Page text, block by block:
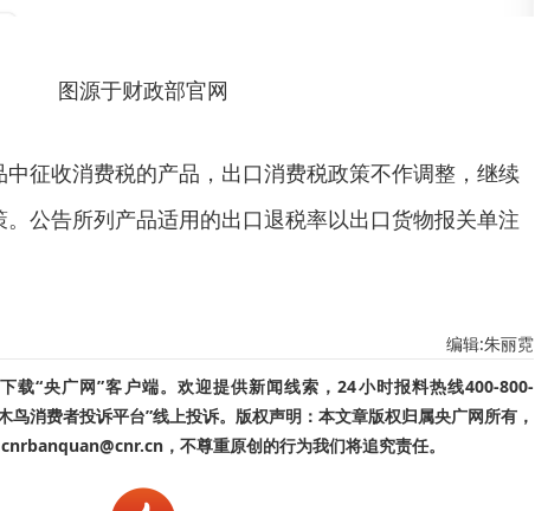
图源于财政部官网
征收消费税的产品，出口消费税政策不作调整，继续
公告所列产品适用的出口退税率以出口货物报关单注
编辑:朱丽霓
载“央广网”客户端。欢迎提供新闻线索，24小时报料热线400-800-
鸟消费者投诉平台”线上投诉。版权声明：本文章版权归属央广网所有，
，不尊重原创的行为我们将追究责任。